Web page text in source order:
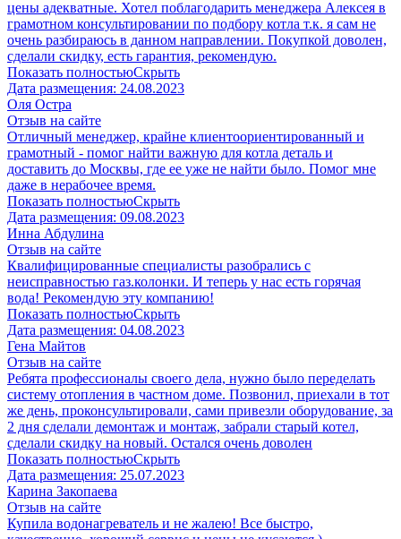
цены адекватные. Хотел поблагодарить менеджера Алексея в
грамотном консультировании по подбору котла т.к. я сам не
очень разбираюсь в данном направлении. Покупкой доволен,
сделали скидку, есть гарантия, рекомендую.
Показать полностьюСкрыть
Дата размещения: 24.08.2023
​Оля Остра
Отзыв на сайте
Отличный менеджер, крайне клиентоориентированный и
грамотный - помог найти важную для котла деталь и
доставить до Москвы, где ее уже не найти было. Помог мне
даже в нерабочее время.
Показать полностьюСкрыть
Дата размещения: 09.08.2023
Инна Абдулина
Отзыв на сайте
Квалифицированные специалисты разобрались с
неисправностью газ.колонки. И теперь у нас есть горячая
вода! Рекомендую эту компанию!
Показать полностьюСкрыть
Дата размещения: 04.08.2023
​Гена Майтов
Отзыв на сайте
Ребята профессионалы своего дела, нужно было переделать
систему отопления в частном доме. Позвонил, приехали в тот
же день, проконсультировали, сами привезли оборудование, за
2 дня сделали демонтаж и монтаж, забрали старый котел,
сделали скидку на новый. Остался очень доволен
Показать полностьюСкрыть
Дата размещения: 25.07.2023
Карина Закопаева
Отзыв на сайте
Купила водонагреватель и не жалею! Все быстро,